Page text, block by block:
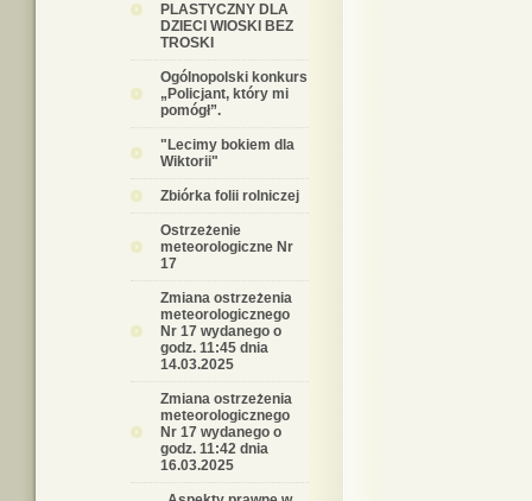
PLASTYCZNY DLA
DZIECI WIOSKI BEZ
TROSKI
Ogólnopolski konkurs
„Policjant, który mi
pomógł”.
"Lecimy bokiem dla
Wiktorii"
Zbiórka folii rolniczej
Ostrzeżenie
meteorologiczne Nr
17
Zmiana ostrzeżenia
meteorologicznego
Nr 17 wydanego o
godz. 11:45 dnia
14.03.2025
Zmiana ostrzeżenia
meteorologicznego
Nr 17 wydanego o
godz. 11:42 dnia
16.03.2025